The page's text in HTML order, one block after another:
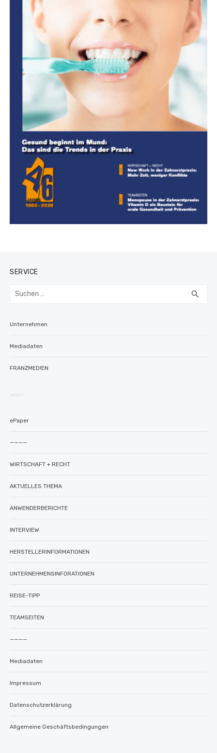
SERVICE
Suchen
search
Unternehmen
Mediadaten
FRANZMED!EN
intern
ePaper
————
WIRTSCHAFT + RECHT
AKTUELLES THEMA
ANWENDERBERICHTE
INTERVIEW
HERSTELLERINFORMATIONEN
UNTERNEHMENSINFORATIONEN
REISE-TIPP
TEAMSEITEN
————
Mediadaten
Impressum
Datenschutzerklärung
Allgemeine Geschäftsbedingungen